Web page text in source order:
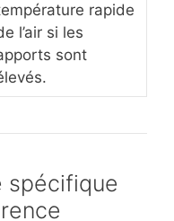
rapide
l’air si les
sont
spécifique